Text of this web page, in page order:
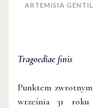
ARTEMISIA
Tragoediae finis
Punktem
września 31